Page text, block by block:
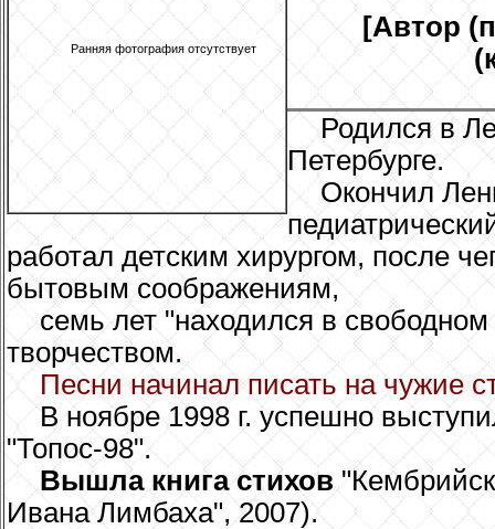
Ранняя фотография отсутствует
[Автор
Родился в
Петербурге.
Окончил
работал детским хирургом, после
бытовым соображениям,
семь лет "находился в свободном
творчеством.
Песни начинал писать на чужие
В ноябре 1998 г. успешно
"Топос-98".
Вышла книга стихов
Ивана Лимбаха", 2007).